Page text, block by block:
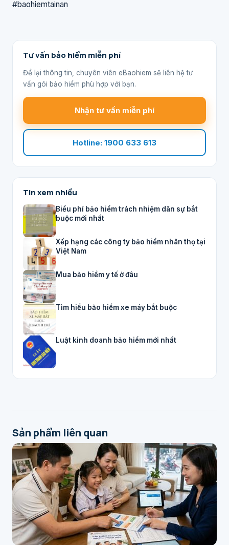
#baohiemtainan
Tư vấn bảo hiểm miễn phí
Để lại thông tin, chuyên viên eBaohiem sẽ liên hệ tư
vấn gói bảo hiểm phù hợp với bạn.
Nhận tư vấn miễn phí
Hotline: 1900 633 613
Tin xem nhiều
Biểu phí bảo hiểm trách nhiệm dân sự bắt
buộc mới nhất
Xếp hạng các công ty bảo hiểm nhân thọ tại
Việt Nam
Mua bảo hiểm y tế ở đâu
Tìm hiểu bảo hiểm xe máy bắt buộc
Luật kinh doanh bảo hiểm mới nhất
Sản phẩm liên quan